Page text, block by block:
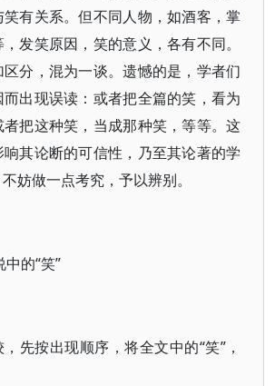
有关系。但不同人物，如酒客，掌
发笑原因，笑的意义，各有不同。
分，混为一谈。遗憾的是，学者们
出现误读：或者把全篇的笑，看为
把这种笑，当成那种笑，等等。这
其论断的可信性，乃至其论著的学
妨做一点考究，予以辨别。
的“笑”
先按出现顺序，将全文中的“笑”，